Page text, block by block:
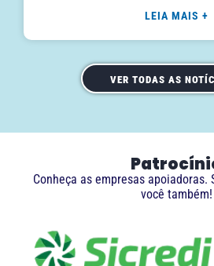
LEIA MAIS +
VER TODAS AS
Conheça as empresas apoiadoras.
você também!